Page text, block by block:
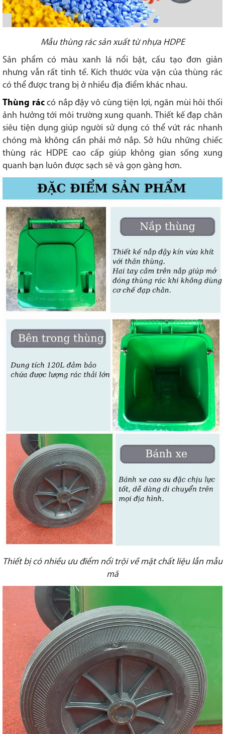
Mẫu thùng rác sản xuất từ nhựa HDPE
Sản phẩm có màu xanh lá nổi bật, cấu tạo đơn giản
nhưng vẫn rất tinh tế. Kích thước vừa vặn của thùng rác
có thể được trang bị ở nhiều địa điểm khác nhau.
Thùng ráccó nắp đậy vô cùng tiện lợi, ngăn mùi hôi thối
ảnh hưởng tới môi trường xung quanh. Thiết kế đạp chân
siêu tiện dụng giúp người sử dụng có thể vứt rác nhanh
chóng mà không cần phải mở nắp. Sở hữu những chiếc
thùng rác HDPE cao cấp giúp không gian sống xung
quanh bạn luôn được sạch sẽ và gọn gàng hơn.
Thiết bị có nhiều ưu điểm nổi trội về mặt chất liệu lẫn mẫu
mã